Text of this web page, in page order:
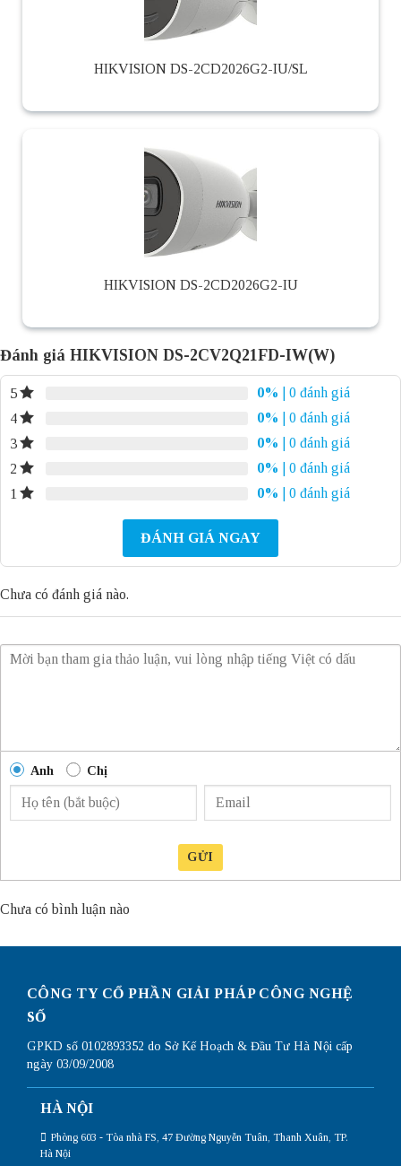
HIKVISION DS-2CD2026G2-IU/SL
HIKVISION DS-2CD2026G2-IU
Đánh giá HIKVISION DS-2CV2Q21FD-IW(W)
5 0%
| 0 đánh giá
4
0%
| 0 đánh giá
3
0%
| 0 đánh giá
2
0%
| 0 đánh giá
1
0% | 0 đánh giá
ĐÁNH GIÁ NGAY
Chưa có đánh giá nào.
Anh Chị
GỬI
Chưa có bình luận nào
CÔNG TY CỔ PHẦN GIẢI PHÁP CÔNG NGHỆ
SỐ
GPKD số 0102893352 do Sở Kế Hoạch & Đầu Tư Hà Nội cấp
ngày 03/09/2008
HÀ NỘI
Phòng 603 - Tòa nhà FS, 47 Đường Nguyễn Tuân, Thanh Xuân, TP.
Hà Nội